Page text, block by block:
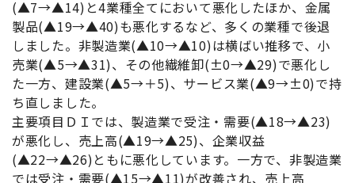
(▲7→▲14)と4業種全てにおいて悪化したほか、金属
製品(▲19→▲40)も悪化するなど、多くの業種で後退
しました。非製造業(▲10→▲10)は横ばい推移で、小
売業(▲5→▲31)、その他繊維卸(±0→▲29)で悪化し
た一方、建設業(▲5→＋5)、サービス業(▲9→±0)で持
ち直しました。
主要項目ＤＩでは、製造業で受注・需要(▲18→▲23)
が悪化し、売上高(▲19→▲25)、企業収益
(▲22→▲26)ともに悪化しています。一方で、非製造業
では受注・需要(▲15→▲11)が改善され、売上高